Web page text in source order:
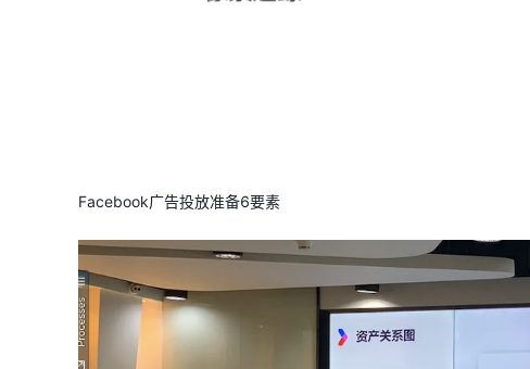
Facebook广告投放准备6要素